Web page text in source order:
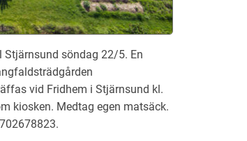
söndag 22/5. En
vid Fridhem i Stjärnsund kl.
kiosken. Medtag egen matsäck.